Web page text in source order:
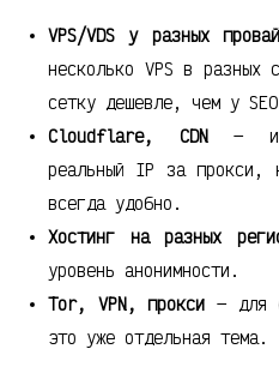
VPS/VDS у разных
несколько VPS в разных
сетку дешевле, чем у
Cloudflare, CDN—
реальный IP за прокси,
всегда удобно.
Хостинг на разных
уровень анонимности.
Tor, VPN, прокси — для
это уже отдельная тема.